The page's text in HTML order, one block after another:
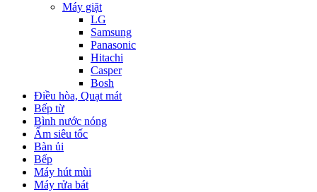
Máy giặt
LG
Samsung
Panasonic
Hitachi
Casper
Bosh
Điều hòa, Quạt mát
Bếp từ
Bình nước nóng
Ấm siêu tốc
Bàn ủi
Bếp
Máy hút mùi
Máy rửa bát